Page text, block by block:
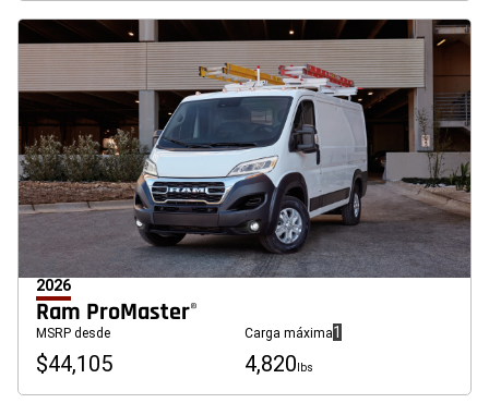
2026
Ram ProMaster®
MSRP desde
$44,105
Carga máxima(
Divulgación
1
4,820 lbs